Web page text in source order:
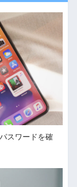
スワードを確